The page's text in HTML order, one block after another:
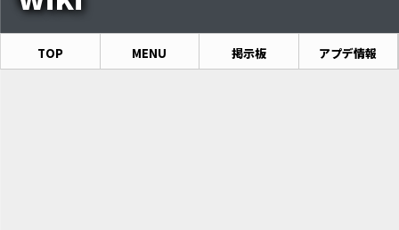
TOP MENU 掲示板 アプデ情報